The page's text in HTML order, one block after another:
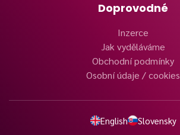
Doprovodné
Inzerce
Jak vyděláváme
Obchodní podmínky
Osobní údaje / cookies
English Slovensky